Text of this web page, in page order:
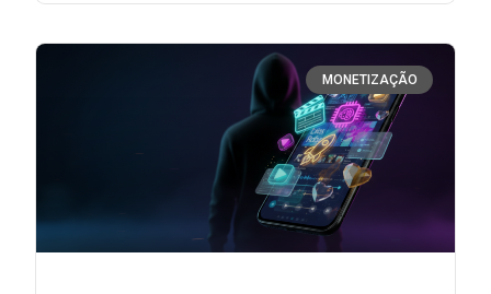
MONETIZAÇÃO